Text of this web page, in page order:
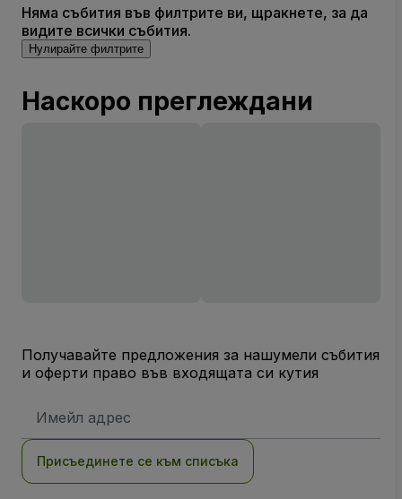
Няма събития във филтрите ви, щракнете, за да
видите всички събития.
Нулирайте филтрите
Наскоро преглеждани
Получавайте предложения за нашумели събития
и оферти право във входящата си кутия
адрес
Присъединете се към списъка